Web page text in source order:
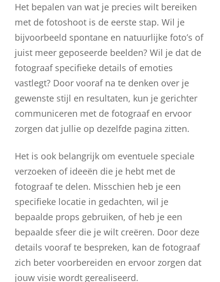
Het bepalen van wat je precies wilt bereiken
met de fotoshoot is de eerste stap. Wil je
bijvoorbeeld spontane en natuurlijke foto’s of
juist meer geposeerde beelden? Wil je dat de
fotograaf specifieke details of emoties
vastlegt? Door vooraf na te denken over je
gewenste stijl en resultaten, kun je gerichter
communiceren met de fotograaf en ervoor
zorgen dat jullie op dezelfde pagina zitten.
Het is ook belangrijk om eventuele speciale
verzoeken of ideeën die je hebt met de
fotograaf te delen. Misschien heb je een
specifieke locatie in gedachten, wil je
bepaalde props gebruiken, of heb je een
bepaalde sfeer die je wilt creëren. Door deze
details vooraf te bespreken, kan de fotograaf
zich beter voorbereiden en ervoor zorgen dat
jouw visie wordt gerealiseerd.